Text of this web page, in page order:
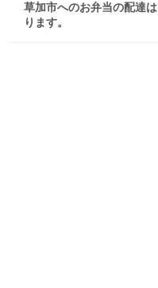
草加市へのお弁当の配達
ります。